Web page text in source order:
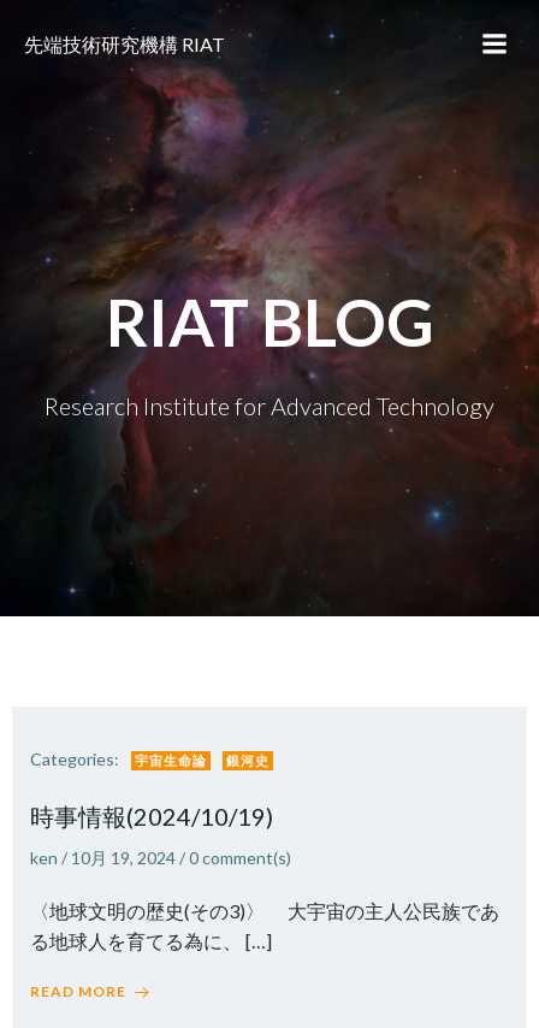
ン
ツ
へ
ス
キ
ッ
プ
先端技術研究機構 RIAT
RIAT BLOG
Research Institute for Advanced Technology
Categories: 宇宙生命論 銀河史
時事情報(2024/10/19)
ken / 10月 19, 2024/0comment(s)
〈地球文明の歴史(その3)〉 大宇宙の主人公民族であ
る地球人を育てる為に、 […]
READ MORE